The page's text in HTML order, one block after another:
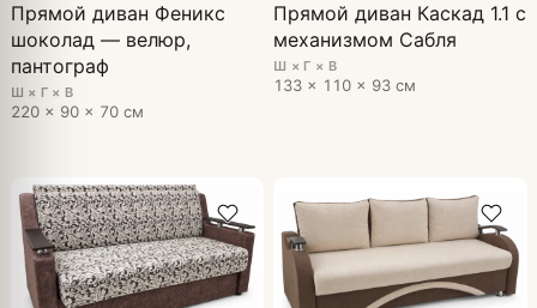
Прямой диван Феникс
шоколад — велюр,
пантограф
Ш × Г × В
220 × 90 × 70 см
Прямой диван Каскад 1.1 с
механизмом Сабля
Ш × Г × В
133 × 110 × 93 см